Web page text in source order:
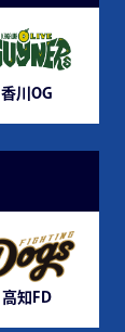
香川OG
高知FD